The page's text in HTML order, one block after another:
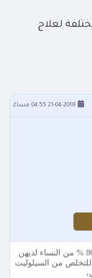
لعلاج
21-04-2018 04:55 مساءً
السيلوليت مشكلة شائعة لدى النساء فحوالي 80 % من النساء لديهن
للتخلص من السيلوليت